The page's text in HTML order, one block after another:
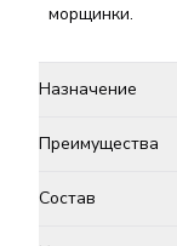
морщинки.
Назначение
Преимущества
Состав